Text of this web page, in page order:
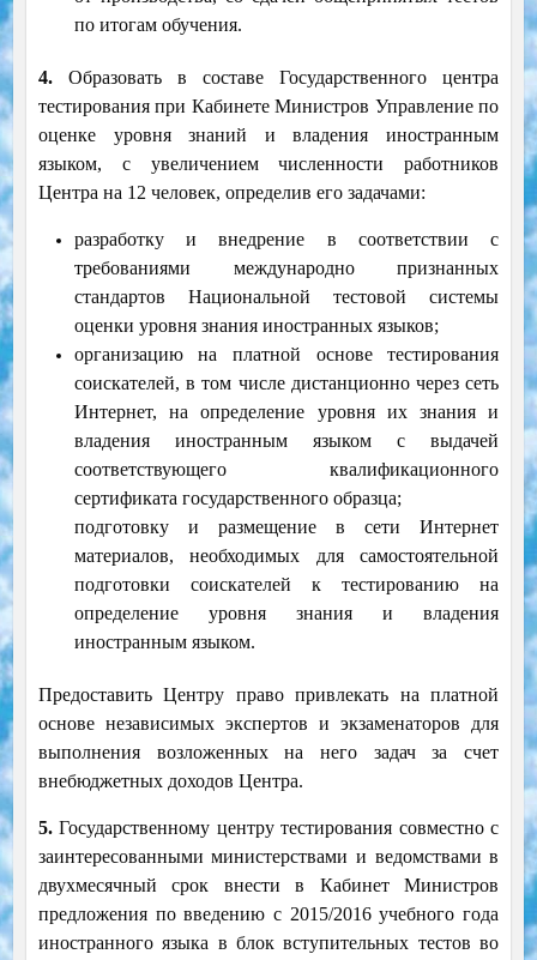
по итогам обучения.
4.Образовать в составе Государственного центра
тестирования при Кабинете Министров Управление по
оценке уровня знаний и владения иностранным
языком, с увеличением численности работников
Центра на 12 человек, определив его задачами:
разработку и внедрение в соответствии с
требованиями международно признанных
стандартов Национальной тестовой системы
оценки уровня знания иностранных языков;
организацию на платной основе тестирования
соискателей, в том числе дистанционно через сеть
Интернет, на определение уровня их знания и
владения иностранным языком с выдачей
соответствующего квалификационного
сертификата государственного образца;
подготовку и размещение в сети Интернет
материалов, необходимых для самостоятельной
подготовки соискателей к тестированию на
определение уровня знания и владения
иностранным языком.
Предоставить Центру право привлекать на платной
основе независимых экспертов и экзаменаторов для
выполнения возложенных на него задач за счет
внебюджетных доходов Центра.
5.Государственному центру тестирования совместно с
заинтересованными министерствами и ведомствами в
двухмесячный срок внести в Кабинет Министров
предложения по введению с 2015/2016 учебного года
иностранного языка в блок вступительных тестов во